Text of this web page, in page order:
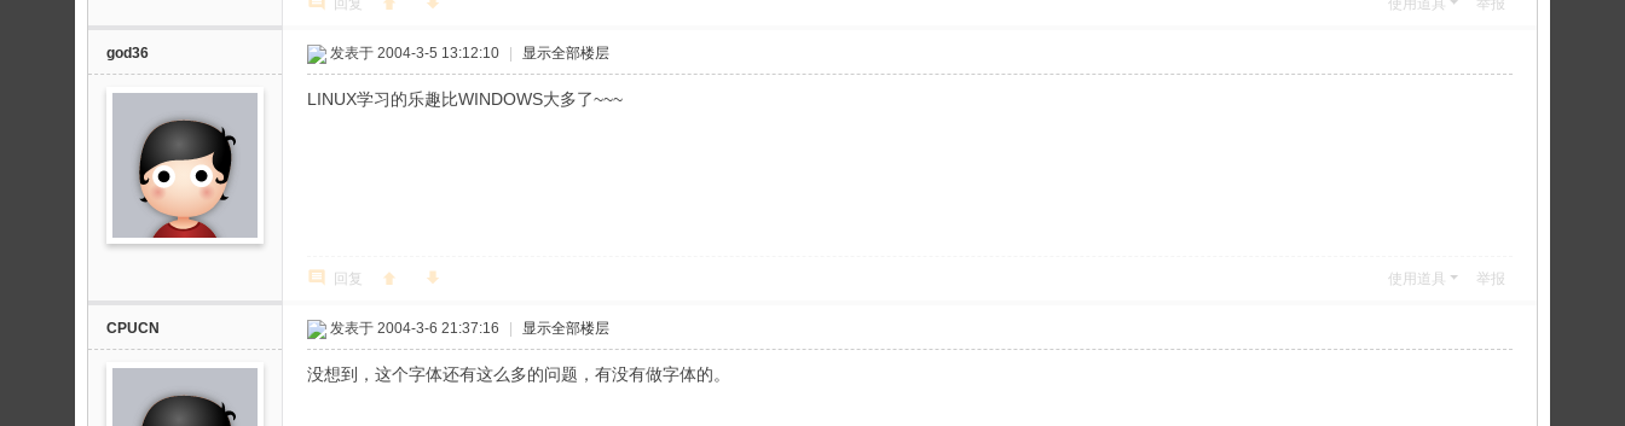
回复 使用道具 举报
god36 发表于 2004-3-5 13:12:10 显示全部楼层
LINUX学习的乐趣比WINDOWS大多了~~~
回复 使用道具 举报
CPUCN 发表于 2004-3-6 21:37:16 显示全部楼层
没想到，这个字体还有这么多的问题，有没有做字体的。